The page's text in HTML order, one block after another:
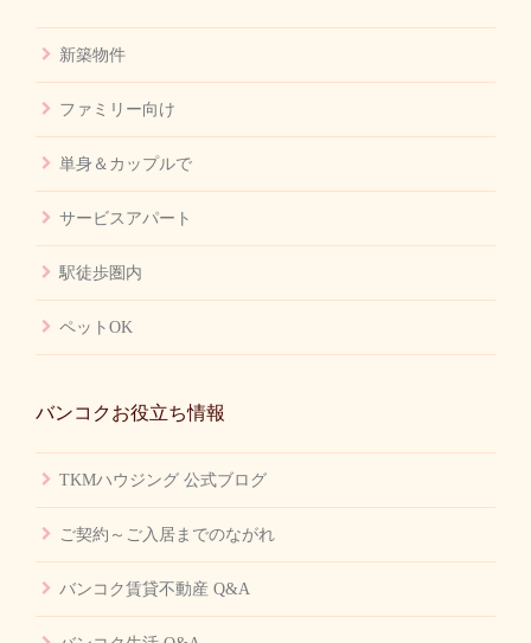
新築物件
ファミリー向け
単身＆カップルで
サービスアパート
駅徒歩圏内
ペットOK
バンコクお役立ち情報
TKMハウジング 公式ブログ
ご契約～ご入居までのながれ
バンコク賃貸不動産 Q&A